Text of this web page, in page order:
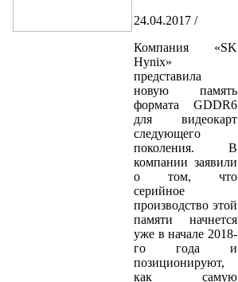
24.04.2017 /
Компания «SK
Hynix»
представила
новую память
формата GDDR6
для видеокарт
следующего
поколения. В
компании заявили
о том, что
серийное
производство этой
памяти начнется
уже в начале 2018-
го года и
позиционируют,
как самую